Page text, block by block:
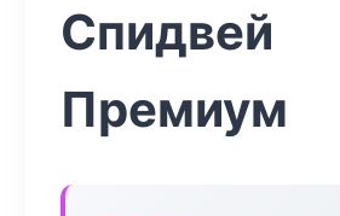
Спидвей
Премиум